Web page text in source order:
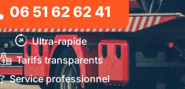
06 51 62 62 41
Ultra-rapide
Tarifs transparents
Service professionnel